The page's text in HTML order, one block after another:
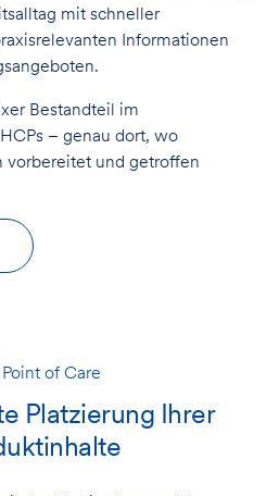
mit schneller
Informationen
Bestandteil im
– genau dort, wo
vorbereitet und getroffen
Platzierung Ihrer
of Care